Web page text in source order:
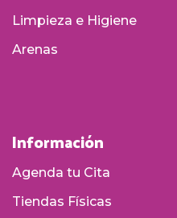
Limpieza e Higiene
Arenas
Información
Agenda tu Cita
Tiendas Físicas